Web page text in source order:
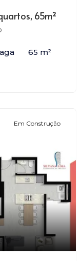
65m²
65 m²
Em Construção